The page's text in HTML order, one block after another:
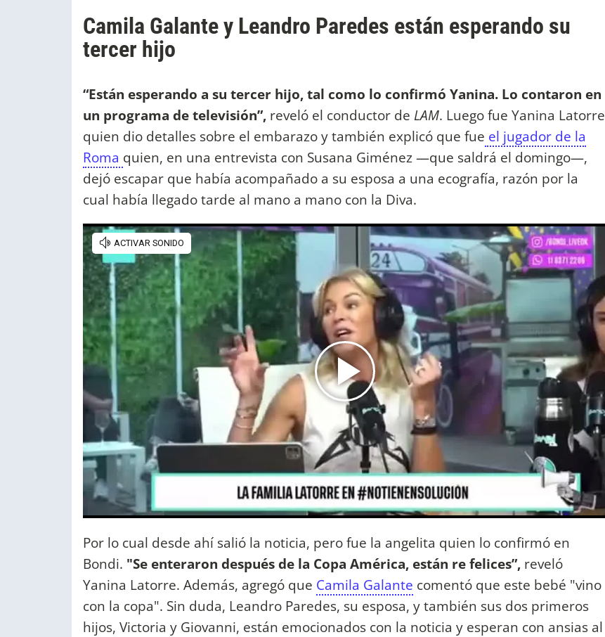
Camila Galante y Leandro Paredes están esperando su
tercer hijo
“Están esperando a su tercer hijo, tal como lo confirmó Yanina. Lo contaron en
un programa de televisión”, reveló el conductor de LAM. Luego fue Yanina Latorre
quien dio detalles sobre el embarazo y también explicó que fue el jugador de la
Roma quien, en una entrevista con Susana Giménez —que saldrá el domingo—,
dejó escapar que había acompañado a su esposa a una ecografía, razón por la
cual había llegado tarde al mano a mano con la Diva.
Por lo cual desde ahí salió la noticia, pero fue la angelita quien lo confirmó en
Bondi. "Se enteraron después de la Copa América, están re felices”, reveló
Yanina Latorre. Además, agregó que Camila Galante comentó que este bebé "vino
con la copa". Sin duda, Leandro Paredes, su esposa, y también sus dos primeros
hijos, Victoria y Giovanni, están emocionados con la noticia y esperan con ansias al